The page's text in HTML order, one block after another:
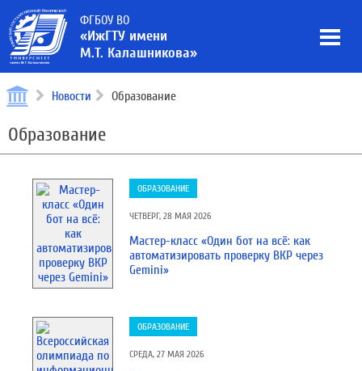
ФГБОУ ВО
«ИжГТУ имени
М.Т. Калашникова»
Новости Образование
Образование
ОБРАЗОВАНИЕ
ЧЕТВЕРГ, 28 МАЯ 2026
Мастер-класс «Один бот на всё: как
автоматизировать проверку ВКР через
Gemini»
ОБРАЗОВАНИЕ
СРЕДА, 27 МАЯ 2026